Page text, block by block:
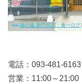
via.味の蔵 新門司店｜食べログ
電話：093-481-6163
営業：11:00～21:00